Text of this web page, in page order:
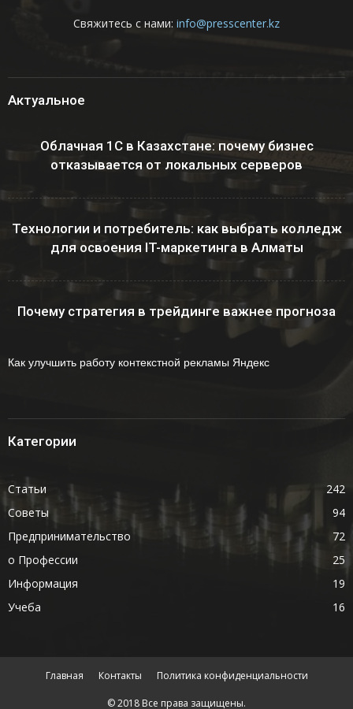
Свяжитесь с нами: info@presscenter.kz
Актуальное
Облачная 1С в Казахстане: почему бизнес
отказывается от локальных серверов
Технологии и потребитель: как выбрать колледж
для освоения IT-маркетинга в Алматы
Почему стратегия в трейдинге важнее прогноза
Как улучшить работу контекстной рекламы Яндекс
Категории
Статьи
242
Советы
94
Предпринимательство
72
о Профессии
25
Информация
19
Учеба
16
Главная Контакты Политика конфиденциальности
© 2018 Все права защищены.